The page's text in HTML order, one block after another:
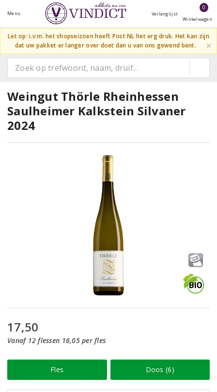
Menu Verlanglijst
0
Winkelwagen
Let op: i.v.m. het shopseizoen heeft Post NL het erg druk. Het kan zijn
dat uw pakket er langer over doet dan u van ons gewend bent.
×
Weingut Thörle Rheinhessen
Saulheimer Kalkstein Silvaner
2024
17,50
Vanaf 12 flessen 16,05 per fles
Fles Doos (6)